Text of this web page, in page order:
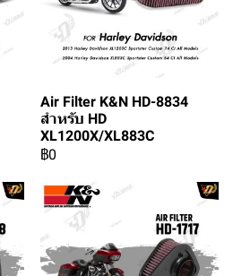
Air Filter K&N HD-8834
สำหรับ HD
XL1200X/XL883C
฿0